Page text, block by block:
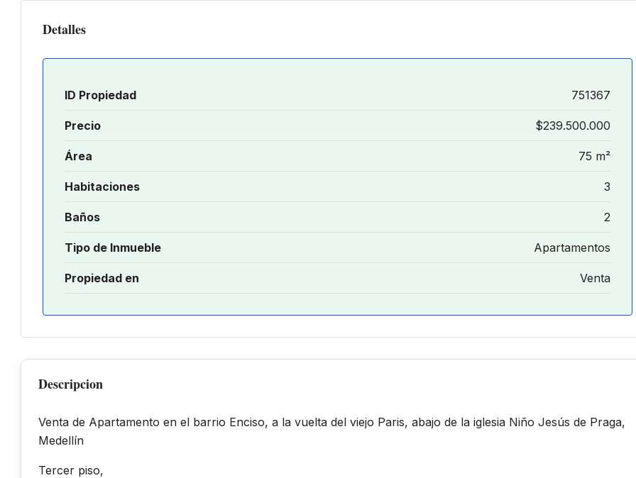
Detalles
ID Propiedad 751367
Precio $239.500.000
Área 75 m²
Habitaciones 3
Baños 2
Tipo de Inmueble Apartamentos
Propiedad en Venta
Descripcion
Venta de Apartamento en el barrio Enciso, a la vuelta del viejo Paris, abajo de la iglesia Niño Jesús de Praga,
Medellín
Tercer piso,